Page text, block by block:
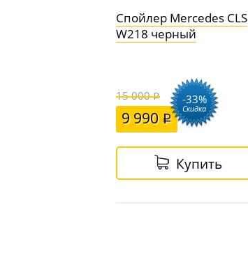
Спойлер Mercedes CLS
W218 черный
15 000
9 990
-33%
Скидка
Купить